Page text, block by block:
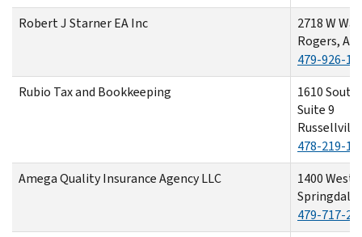
Robert J Starner EA Inc
2718 W
Rogers, AR
479-926-
Rubio Tax and Bookkeeping
1610
Suite 9
478-219-
Amega Quality Insurance Agency LLC
1400 West
Springdale,
479-717-